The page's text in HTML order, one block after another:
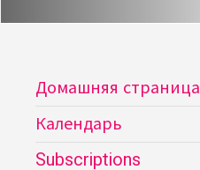
Домашняя страница
Календарь
Subscriptions